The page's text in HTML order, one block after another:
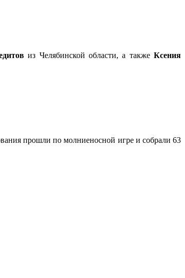
из Челябинской области, а такжеКсения
прошли по молниеносной игре и собрали 63